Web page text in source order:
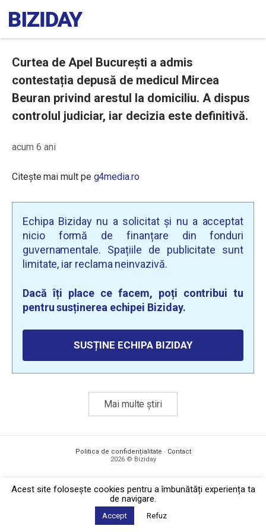
Curtea de Apel București a admis
contestația depusă de medicul Mircea
Beuran privind arestul la domiciliu. A dispus
controlul judiciar, iar decizia este definitivă.
acum 6 ani
Citește mai mult pe g4media.ro
Echipa Biziday nu a solicitat și nu a acceptat
nicio formă de finanțare din fonduri
guvernamentale. Spațiile de publicitate sunt
limitate, iar reclama neinvazivă.
Dacă îți place ce facem, poți contribui tu
pentru susținerea echipei Biziday.
SUSȚINE ECHIPA BIZIDAY
Mai multe știri
Politica de confidențialitate · Contact
2026 © Biziday
Acest site foloseşte cookies pentru a îmbunătăți experiența ta
de navigare.
Accept Refuz